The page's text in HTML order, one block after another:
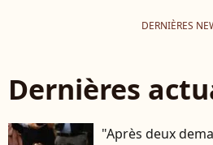
DERNIÈRES
Dernières
"Après deux